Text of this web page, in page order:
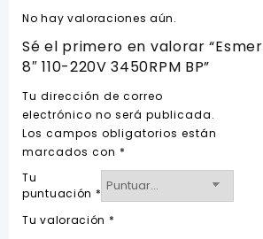
No hay valoraciones aún.
Sé el primero en valorar
8″ 110-220V 3450RPM BP”
Tu dirección de correo
electrónico no será publicada.
Los campos obligatorios están
marcados con *
Tu
puntuación *
Tu valoración *